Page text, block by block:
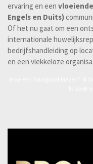
ervaring en een
Engels en Duits)
Of het nu gaat om een
internationale
bedrijfshandleiding op
en een vlekkeloze